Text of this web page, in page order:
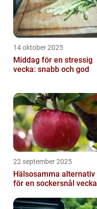
14 oktober 2025
Middag för en stressig
vecka: snabb och god
22 september 2025
Hälsosamma alternativ
för en sockersnål vecka